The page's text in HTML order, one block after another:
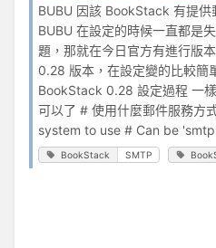
BUBU 因該 BookStack 有提
BUBU 在設定的時候一直都是
題，那就在今日官方有進行版
0.28 版本，在設定變的比較簡
BookStack 0.28 設定過程 一
可以了 # 使用什麼郵件服務方
system to use # Can be
BookStack SMTP